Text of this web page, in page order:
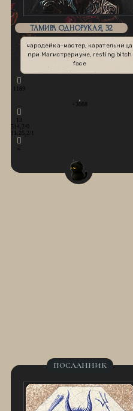
ТАМИРА ОДНОРУКАЯ, 32
чародейка-мастер, карательница
при Магистрериуме, resting bitch
face
1189
+3088
13
514,2/0
11.25,2/1
∞
ПОСЛАННИК